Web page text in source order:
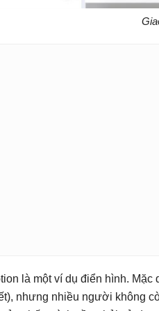
là một ví dụ điển hình.
nhưng nhiều người không